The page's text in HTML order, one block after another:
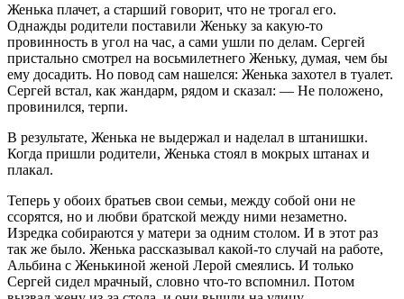
Женька плачет, а старший говорит, что не трогал его.
Однажды родители поставили Женьку за какую-то
провинность в угол на час, а сами ушли по делам. Сергей
пристально смотрел на восьмилетнего Женьку, думая, чем бы
ему досадить. Но повод сам нашелся: Женька захотел в туалет.
Сергей встал, как жандарм, рядом и сказал: — Не положено,
провинился, терпи.
В результате, Женька не выдержал и наделал в штанишки.
Когда пришли родители, Женька стоял в мокрых штанах и
плакал.
Теперь у обоих братьев свои семьи, между собой они не
ссорятся, но и любви братской между ними незаметно.
Изредка собираются у матери за одним столом. И в этот раз
так же было. Женька рассказывал какой-то случай на работе,
Альбина с Женькиной женой Лерой смеялись. И только
Сергей сидел мрачный, словно что-то вспомнил. Потом